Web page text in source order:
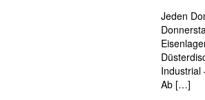
Jeden
Industrial
Ab […]